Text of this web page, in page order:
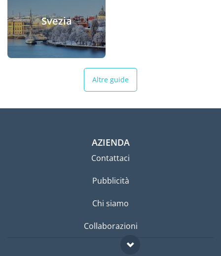
Svezia
Altre guide
AZIENDA
Contattaci
Pubblicità
Chi siamo
Collaborazioni